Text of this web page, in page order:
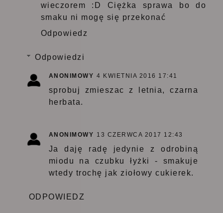
wieczorem :D Ciężka sprawa bo do
smaku ni mogę się przekonać
Odpowiedz
Odpowiedzi
ANONIMOWY 4 KWIETNIA 2016 17:41
sprobuj zmieszac z letnia, czarna
herbata.
ANONIMOWY 13 CZERWCA 2017 12:43
Ja daję radę jedynie z odrobiną
miodu na czubku łyżki - smakuje
wtedy trochę jak ziołowy cukierek.
ODPOWIEDZ